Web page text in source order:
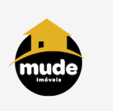
Página inicial